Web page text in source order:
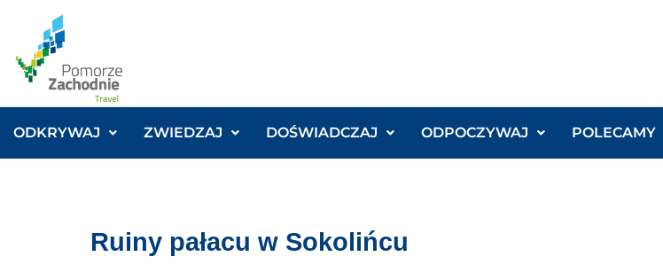
ODKRYWAJ ZWIEDZAJ DOŚWIADCZAJ ODPOCZYWAJ POLECAMY
Ruiny pałacu w Sokolińcu